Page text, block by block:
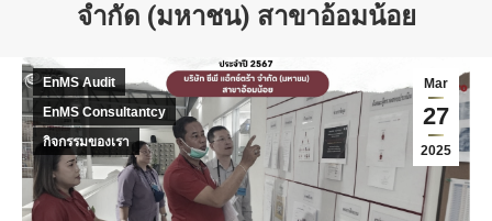
จำกัด (มหาชน) สาขาอ้อมน้อย
Mar
27
2025
EnMS Audit
EnMS Consultantcy
กิจกรรมของเรา